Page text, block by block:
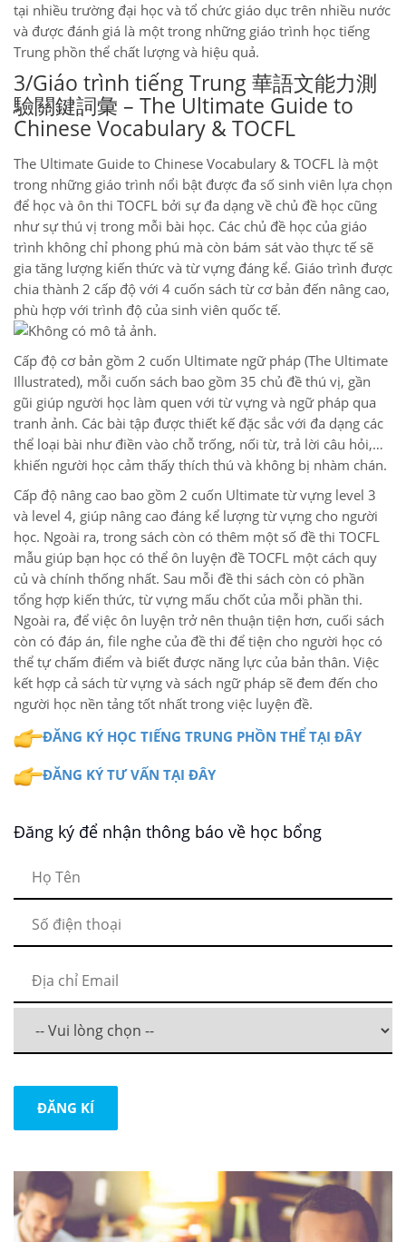
tại nhiều trường đại học và tổ chức giáo dục trên nhiều nước
và được đánh giá là một trong những giáo trình học tiếng
Trung phồn thể chất lượng và hiệu quả.
3/Giáo trình tiếng Trung 華語文能力測
驗關鍵詞彙 – The Ultimate Guide to
Chinese Vocabulary & TOCFL
The Ultimate Guide to Chinese Vocabulary & TOCFL là một
trong những giáo trình nổi bật được đa số sinh viên lựa chọn
để học và ôn thi TOCFL bởi sự đa dạng về chủ đề học cũng
như sự thú vị trong mỗi bài học. Các chủ đề học của giáo
trình không chỉ phong phú mà còn bám sát vào thực tế sẽ
gia tăng lượng kiến thức và từ vựng đáng kể. Giáo trình được
chia thành 2 cấp độ với 4 cuốn sách từ cơ bản đến nâng cao,
phù hợp với trình độ của sinh viên quốc tế.
Cấp độ cơ bản gồm 2 cuốn Ultimate ngữ pháp (The Ultimate
Illustrated), mỗi cuốn sách bao gồm 35 chủ đề thú vị, gần
gũi giúp người học làm quen với từ vựng và ngữ pháp qua
tranh ảnh. Các bài tập được thiết kế đặc sắc với đa dạng các
thể loại bài như điền vào chỗ trống, nối từ, trả lời câu hỏi,…
khiến người học cảm thấy thích thú và không bị nhàm chán.
Cấp độ nâng cao bao gồm 2 cuốn Ultimate từ vựng level 3
và level 4, giúp nâng cao đáng kể lượng từ vựng cho người
học. Ngoài ra, trong sách còn có thêm một số đề thi TOCFL
mẫu giúp bạn học có thể ôn luyện đề TOCFL một cách quy
củ và chính thống nhất. Sau mỗi đề thi sách còn có phần
tổng hợp kiến thức, từ vựng mấu chốt của mỗi phần thi.
Ngoài ra, để việc ôn luyện trở nên thuận tiện hơn, cuối sách
còn có đáp án, file nghe của đề thi để tiện cho người học có
thể tự chấm điểm và biết được năng lực của bản thân. Việc
kết hợp cả sách từ vựng và sách ngữ pháp sẽ đem đến cho
người học nền tảng tốt nhất trong việc luyện đề.
ĐĂNG KÝ HỌC TIẾNG TRUNG PHỒN THỂ TẠI ĐÂY
ĐĂNG KÝ TƯ VẤN TẠI ĐÂY
Đăng ký để nhận thông báo về học bổng